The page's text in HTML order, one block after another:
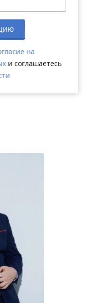
на
и соглашаетесь